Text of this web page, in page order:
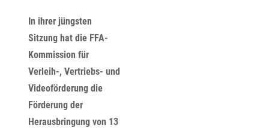
In ihrer jüngsten
Sitzung hat die FFA-
Kommission für
Verleih-, Vertriebs- und
Videoförderung die
Förderung der
Herausbringung von 13